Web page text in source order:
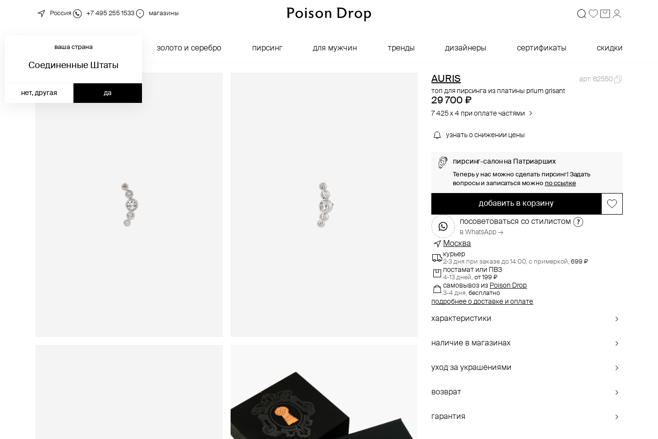
Россия +7 495 255 1533 магазины
новинки золото и серебро пирсинг для мужчин тренды дизайнеры сертификаты скидки
ваша страна
Соединенные Штаты
да
нет, другая
AURIS
арт. 82550
топ для пирсинга из платины prium grisant
29 700 ₽
7 425 x 4 при оплате частями
узнать о снижении цены
пирсинг-салон на Патриарших
Теперь у нас можно сделать пирсинг! Задать
вопросы и записаться можно по ссылке
добавить в корзину
посоветоваться со стилистом
в WhatsApp →
Москва
курьер
2-3 дня при заказе до 14:00,с примеркой, 699 ₽
постамат или ПВЗ
4-13 дней,от 199 ₽
самовывоз из Poison Drop
3-4 дня,бесплатно
подробнее о доставке и оплате
характеристики
наличие в магазинах
уход за украшениями
возврат
гарантия